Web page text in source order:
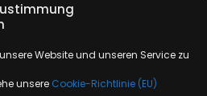
Website und unseren Service zu
unsere Cookie-Richtlinie (EU)
is awesome |Impressum|